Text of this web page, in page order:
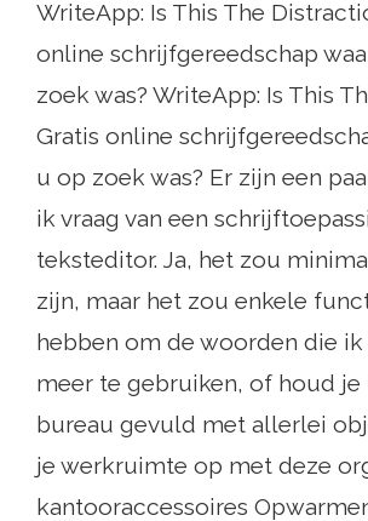
WriteApp: Is This The
online schrijfgereedschap
zoek was? WriteApp: Is This
Gratis online
u op zoek was? Er zijn een
ik vraag van een
teksteditor. Ja, het zou
zijn, maar het zou enkele
hebben om de woorden die ik
meer te gebruiken, of houd je
bureau gevuld met allerlei
je werkruimte op met deze
kantooraccessoires